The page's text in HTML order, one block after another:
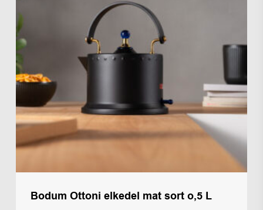
Bodum Ottoni elkedel mat sort o,5 L